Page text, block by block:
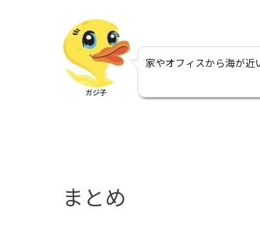
ガジ子
家やオフィスから海が近
まとめ